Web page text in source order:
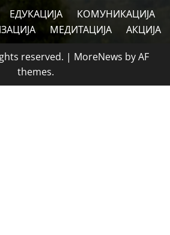
ЕДУКАЦИЈА
КОМУНИКАЦИЈА
МЕДИТАЦИЈА АКЦИЈА
reserved. | MoreNews by AF
themes.